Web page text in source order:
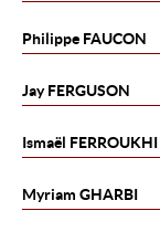
Philippe FAUCON
JayFERGUSON
Ismaël FERROUKHI
Myriam GHARBI